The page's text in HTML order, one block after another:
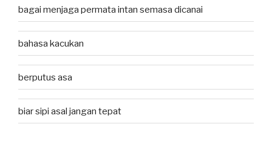
bagai menjaga permata intan semasa dicanai
bahasa kacukan
berputus asa
biar sipi asal jangan tepat